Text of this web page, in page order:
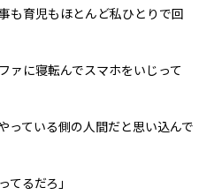
も育児もほとんど私ひとりで回
ァに寝転んでスマホをいじって
っている側の人間だと思い込んで
てるだろ」